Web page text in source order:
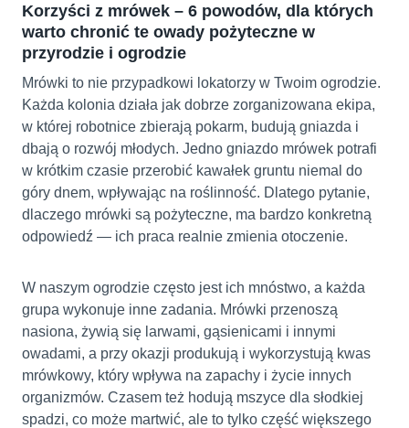
Korzyści z mrówek – 6 powodów, dla których
warto chronić te owady pożyteczne w
przyrodzie i ogrodzie
Mrówki to nie przypadkowi lokatorzy w Twoim ogrodzie.
Każda kolonia działa jak dobrze zorganizowana ekipa,
w której robotnice zbierają pokarm, budują gniazda i
dbają o rozwój młodych. Jedno gniazdo mrówek potrafi
w krótkim czasie przerobić kawałek gruntu niemal do
góry dnem, wpływając na roślinność. Dlatego pytanie,
dlaczego mrówki są pożyteczne, ma bardzo konkretną
odpowiedź — ich praca realnie zmienia otoczenie.
W naszym ogrodzie często jest ich mnóstwo, a każda
grupa wykonuje inne zadania. Mrówki przenoszą
nasiona, żywią się larwami, gąsienicami i innymi
owadami, a przy okazji produkują i wykorzystują kwas
mrówkowy, który wpływa na zapachy i życie innych
organizmów. Czasem też hodują mszyce dla słodkiej
spadzi, co może martwić, ale to tylko część większego